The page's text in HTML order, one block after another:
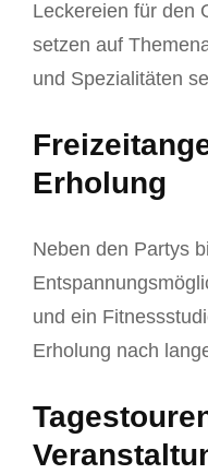
Leckereien für den
setzen auf
und Spezialitäten
Erholung
Neben den Partys
und ein
Erholung nach